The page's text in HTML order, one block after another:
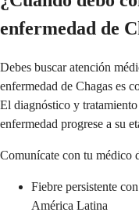
enfermedad de
Debes buscar atención
enfermedad de Chagas es
El diagnóstico y
enfermedad progrese a su
Comunícate con tu médico
Fiebre persistente
América Latina